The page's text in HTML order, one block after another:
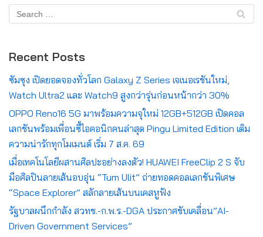
Recent Posts
ซัมซุง เปิดยอดจองทั่วโลก Galaxy Z Series เจเนอเรชันใหม่,
Watch Ultra2 และ Watch9 สูงกว่ารุ่นก่อนหน้ากว่า 30%
OPPO Reno16 5G มาพร้อมความจุใหม่ 12GB+512GB เปิดคอล
เลกชันพร้อมเพื่อนซี้ไอคอนิกคนล่าสุด Pingu Limited Edition เติม
ความน่ารักทุกโมเมนต์ เริ่ม 7 ส.ค. 69
เมื่อเทคโนโลยีผสานศิลปะอย่างลงตัว! HUAWEI FreeClip 2 S จับ
มือศิลปินลายเส้นอบอุ่น “Tum Ulit” ถ่ายทอดคอลเลกชันพิเศษ
“Space Explorer” สลักลายเส้นบนเคสหูฟัง
รัฐบาลผนึกกำลัง สวทช.-ก.พ.ร.-DGA ประกาศขับเคลื่อน”AI-
Driven Government Services”